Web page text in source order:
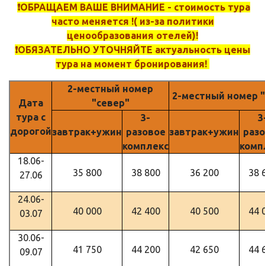
❗️ОБРАЩАЕМ ВАШЕ ВНИМАНИЕ - стоимость тура
часто меняется !( из-за политики
ценообразования отелей)!
❗️ОБЯЗАТЕЛЬНО УТОЧНЯЙТЕ актуальность цены
тура на момент бронирования!
Дата
тура с
дорогой
2-местный номер
"север"
2-местный номер
завтрак+ужин
3-
разовое
комплекс
завтрак+ужин
18.06-
27.06
35 800 38 800 36 200 38
24.06-
03.07
40 000 42 400 40 500 44
30.06-
09.07
41 750 44 200 42 650 44